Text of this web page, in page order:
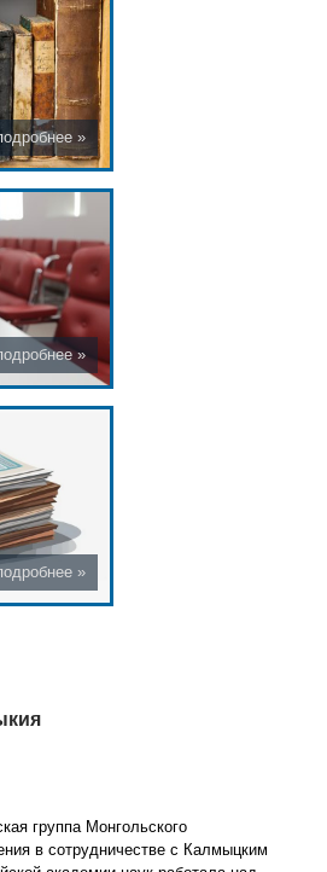
группа Монгольского
в сотрудничестве с Калмыцким